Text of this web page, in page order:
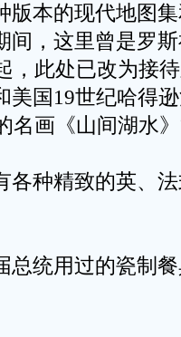
本的现代地图集
间，这里曾是罗
，此处已改为接
美国19世纪哈得
名画《山间湖水
种精致的英、法
统用过的瓷制餐